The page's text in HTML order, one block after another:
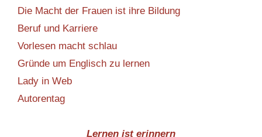
Die Macht der Frauen ist ihre Bildung
Beruf und Karriere
Vorlesen macht schlau
Gründe um Englisch zu lernen
Lady in Web
Autorentag
Lernen ist erinnern